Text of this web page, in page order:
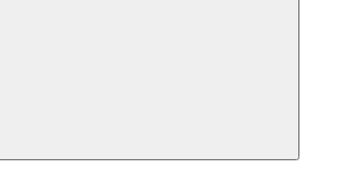
Suchen